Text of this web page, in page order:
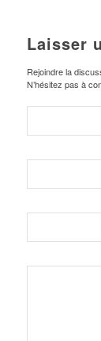
Laisser
Rejoindre la
N’hésitez pas à